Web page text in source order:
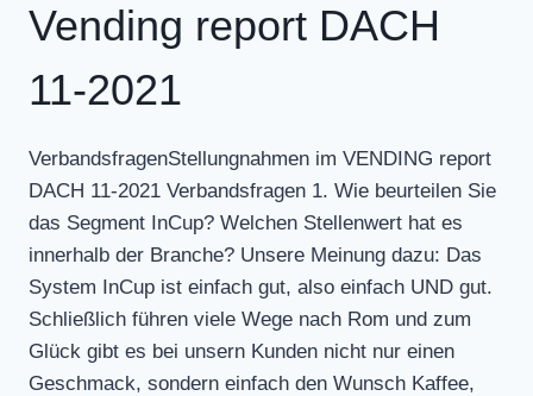
Vending report DACH
11-2021
VerbandsfragenStellungnahmen im VENDING report
DACH 11-2021 Verbandsfragen 1. Wie beurteilen Sie
das Segment InCup? Welchen Stellenwert hat es
innerhalb der Branche? Unsere Meinung dazu: Das
System InCup ist einfach gut, also einfach UND gut.
Schließlich führen viele Wege nach Rom und zum
Glück gibt es bei unsern Kunden nicht nur einen
Geschmack, sondern einfach den Wunsch Kaffee,